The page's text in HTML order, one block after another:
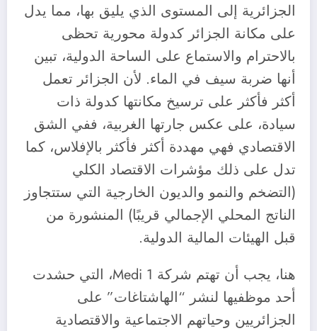
الجزائرية إلى المستوى الذي يليق بها، مما يدل
على مكانة الجزائر كدولة محورية تحظى
بالاحترام والاستماع على الساحة الدولية، تبين
أنها ضربة سيف في الماء. لأن الجزائر تعمل
أكثر فأكثر على ترسيخ مكانتها كدولة ذات
سيادة، على عكس جارتها الغربية، ففي الشق
الاقتصادي فهي مهددة أكثر فأكثر بالإفلاس، كما
تدل على ذلك مؤشرات الاقتصاد الكلي
(التضخم والنمو والديون الخارجية التي ستتجاوز
الناتج المحلي الإجمالي قريبًا) المنشورة من
قبل الهيئات المالية الدولية.
هنا، يجب أن تهتم شركة Medi 1، التي حشدت
أحد موظفيها لنشر “الهاشتاغات” على
الجزائريين وحياتهم الاجتماعية والاقتصادية